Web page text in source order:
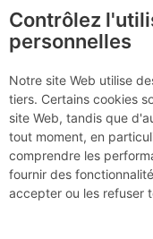
certaines pages ne
incomplètes,
compte sur le site.
Miam,
dans le
Activités
Date/heure
Contrôlez
personnelles
Notre site Web utilise
tiers. Certains cookies
site Web, tandis que
tout moment, en
comprendre les
fournir des
accepter ou les refuser